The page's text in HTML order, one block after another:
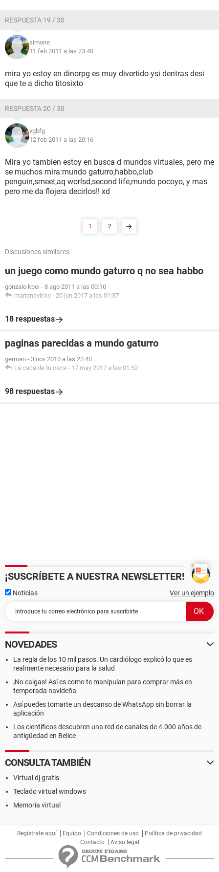
RESPUESTA 19 / 30
simone
11 feb 2011 a las 23:40
mira yo estoy en dinorpg es muy divertido ysi dentras desi
que te a dicho titosixto
RESPUESTA 20 / 30
vgbfg
12 feb 2011 a las 20:16
Mira yo tambien estoy en busca d mundos virtuales, pero me
se muchos mira:mundo gaturro,habbo,club
penguin,smeet,aq worlsd,second life,mundo pocoyo, y mas
pero me da flojera decirlos!! xd
1 2
Discusiones similares
un juego como mundo gaturro q no sea habbo
gonzalo kpoi - 8 ago 2011 a las 00:10
marianavicky - 20 jun 2017 a las 01:37
18 respuestas
paginas parecidas a mundo gaturro
german - 3 nov 2010 a las 22:40
La caca de tu caca - 17 may 2017 a las 01:52
98 respuestas
¡SUSCRÍBETE A NUESTRA NEWSLETTER!
Noticias Ver un ejemplo
NOVEDADES
La regla de los 10 mil pasos. Un cardiólogo explicó lo que es
realmente necesario para la salud
¡No caigas! Así es como te manipulan para comprar más en
temporada navideña
Así puedes tomarte un descanso de WhatsApp sin borrar la
aplicación
Los científicos descubren una red de canales de 4.000 años de
antigüedad en Belice
CONSULTA TAMBIÉN
Virtual dj gratis
Teclado virtual windows
Memoria virtual
Regístrate aquí Equipo Condiciones de uso
Política de privacidad
Contacto
Aviso legal